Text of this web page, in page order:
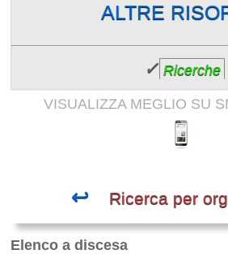
ALTRE
✓ Ricerche
VISUALIZZA MEGLIO SU
↩ Ricerca per
Elenco a discesa